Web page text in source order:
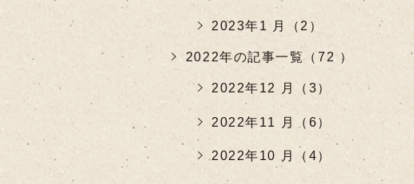
2023年1 月（2）
2022年の記事一覧（72 ）
2022年12 月（3）
2022年11 月（6）
2022年10 月（4）